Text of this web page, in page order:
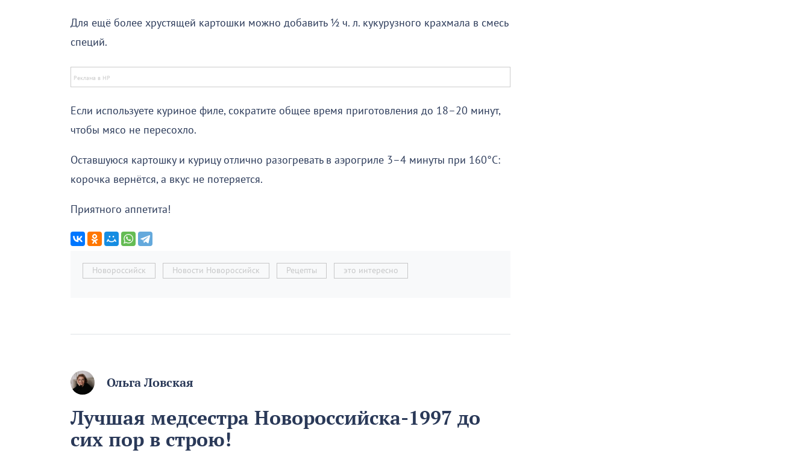
Для ещё более хрустящей картошки можно добавить ½ ч. л. кукурузного крахмала в смесь
специй.
Если используете куриное филе, сократите общее время приготовления до 18–20 минут,
чтобы мясо не пересохло.
Оставшуюся картошку и курицу отлично разогревать в аэрогриле 3–4 минуты при 160°C:
корочка вернётся, а вкус не потеряется.
Приятного аппетита!
Новороссийск Новости Новороссийск Рецепты это интересно
Ольга Ловская
Лучшая медсестра Новороссийска-1997 до
сих пор в строю!